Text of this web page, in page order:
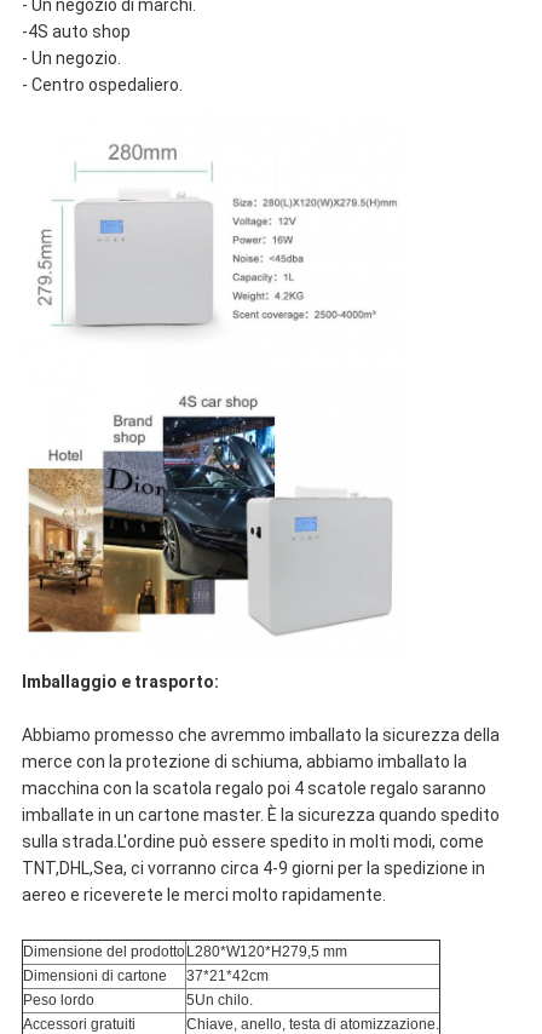
- Un negozio di marchi.
-4S auto shop
- Un negozio.
- Centro ospedaliero.
Imballaggio e trasporto:
Abbiamo promesso che avremmo imballato la sicurezza della
merce con la protezione di schiuma, abbiamo imballato la
macchina con la scatola regalo poi 4 scatole regalo saranno
imballate in un cartone master. È la sicurezza quando spedito
sulla strada.L'ordine può essere spedito in molti modi, come
TNT,DHL,Sea, ci vorranno circa 4-9 giorni per la spedizione in
aereo e riceverete le merci molto rapidamente.
Dimensione del prodotto L280*W120*H279,5 mm
Dimensioni di cartone
37*21*42cm
Peso lordo
5Un chilo.
Accessori gratuiti
Chiave, anello, testa di atomizzazione.